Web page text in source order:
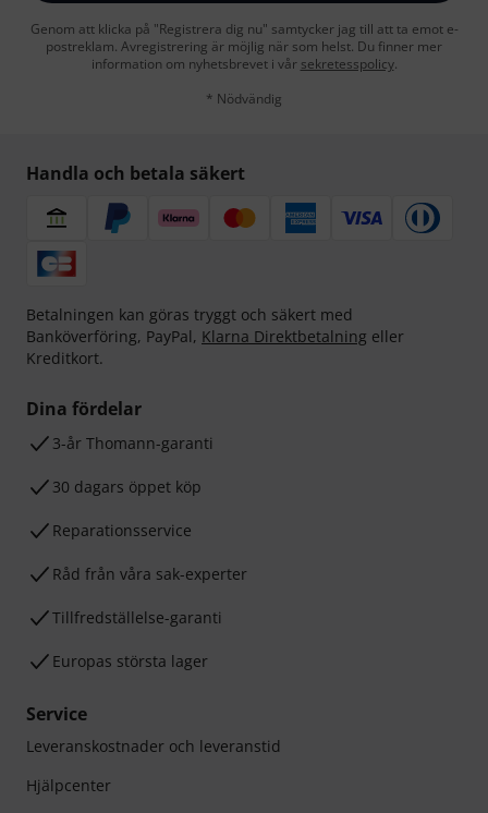
Genom att klicka på "Registrera dig nu" samtycker jag till att ta emot e-
postreklam. Avregistrering är möjlig när som helst. Du finner mer
information om nyhetsbrevet i vår sekretesspolicy.
* Nödvändig
Handla och betala säkert
Betalningen kan göras tryggt och säkert med
Banköverföring, PayPal, Klarna Direktbetalning eller
Kreditkort.
Dina fördelar
3-år Thomann-garanti
30 dagars öppet köp
Reparationsservice
Råd från våra sak-experter
Tillfredställelse-garanti
Europas största lager
Service
Leveranskostnader och leveranstid
Hjälpcenter